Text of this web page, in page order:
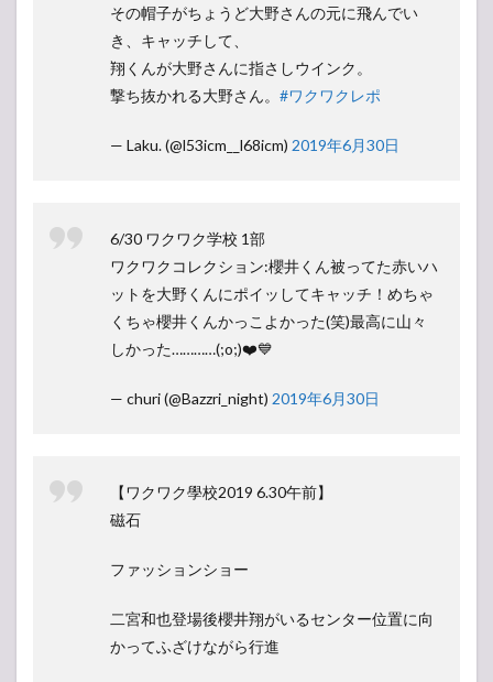
その帽子がちょうど大野さんの元に飛んでい
き、キャッチして、
翔くんが大野さんに指さしウインク。
撃ち抜かれる大野さん。 #ワクワクレポ
— Laku. (@l53icm__l68icm) 2019年6月30日
6/30 ワクワク学校 1部
ワクワクコレクション:櫻井くん被ってた赤いハ
ットを大野くんにポイッしてキャッチ！めちゃ
くちゃ櫻井くんかっこよかった(笑)最高に山々
しかった…………(;o;)❤️💙
— churi (@Bazzri_night) 2019年6月30日
【ワクワク學校2019 6.30午前】
磁石
ファッションショー
二宮和也登場後櫻井翔がいるセンター位置に向
かってふざけながら行進